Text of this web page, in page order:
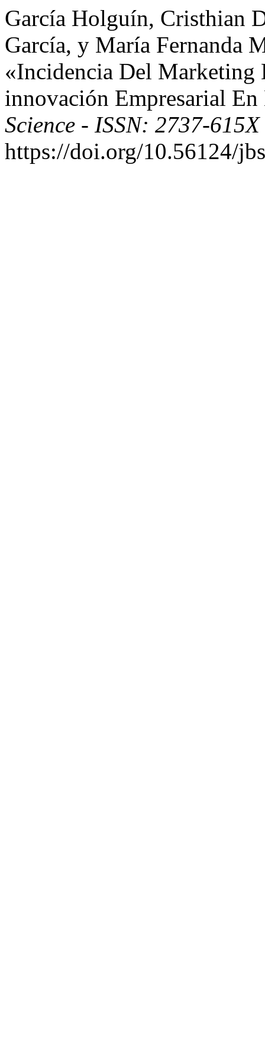
García Holguín, Cristhian
García, y María Fernanda
«Incidencia Del Marketing
innovación Empresarial
Science - ISSN: 2737-615X
https://doi.org/10.56124/